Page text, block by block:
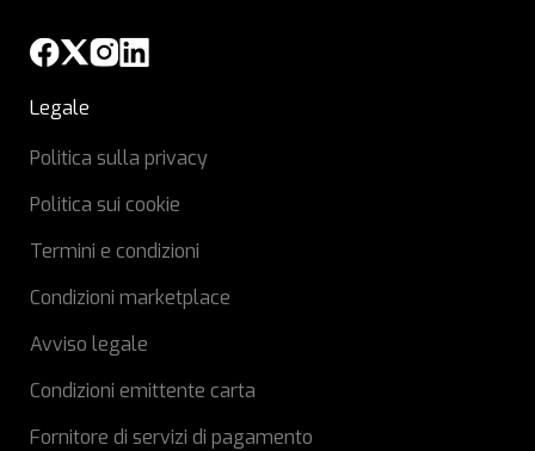
Legale
Politica sulla privacy
Politica sui cookie
Termini e condizioni
Condizioni marketplace
Avviso legale
Condizioni emittente carta
Fornitore di servizi di pagamento